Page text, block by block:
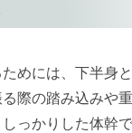
めには、下半身
際の踏み込みや
っかりした体幹